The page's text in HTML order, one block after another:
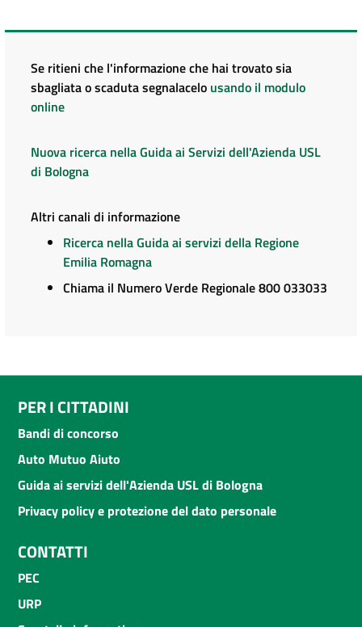
Se ritieni che l'informazione che hai trovato sia
sbagliata o scaduta segnalacelo usando il modulo
online
Nuova ricerca nella Guida ai Servizi dell'Azienda USL
di Bologna
Altri canali di informazione
Ricerca nella Guida ai servizi della Regione
Emilia Romagna
Chiama il Numero Verde Regionale 800 033033
PER I CITTADINI
Bandi di concorso
Auto Mutuo Aiuto
Guida ai servizi dell'Azienda USL di Bologna
Privacy policy e protezione del dato personale
CONTATTI
PEC
URP